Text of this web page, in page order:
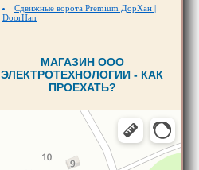
Сдвижные ворота Premium ДорХан |
DoorHan
МАГАЗИН ООО
ЭЛЕКТРОТЕХНОЛОГИИ - КАК
ПРОЕХАТЬ?